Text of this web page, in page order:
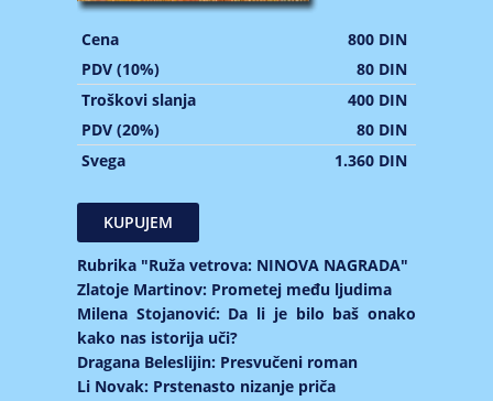
Cena
800 DIN
PDV (10%)
80 DIN
Troškovi slanja
400 DIN
PDV (20%)
80 DIN
Svega
1.360 DIN
Rubrika "Ruža vetrova: NINOVA NAGRADA"
Zlatoje Martinov: Prometej među ljudima
Milena Stojanović: Da li je bilo baš onako
kako nas istorija uči?
Dragana Beleslijin: Presvučeni roman
Li Novak: Prstenasto nizanje priča